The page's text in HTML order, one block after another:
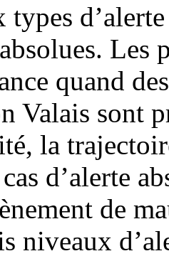
Les
quand
Valais sont
la
d’alerte
de
niveaux